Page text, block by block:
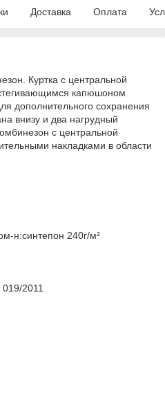
Доставка Оплата
Куртка с центральной
капюшоном
дополнительного сохранения
внизу и два нагрудный
с центральной
накладками в области
н:синтепон 240г/м²
2011